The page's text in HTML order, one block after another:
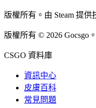
版權所有。由 Steam 提供
版權所有 © 2026 Gocsgo
CSGO 資料庫
資訊中心
皮膚百科
常見問題